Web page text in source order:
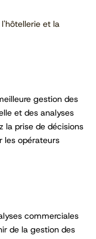
et la
gestion des
et des analyses
la prise de décisions
les opérateurs
commerciales
de la gestion des